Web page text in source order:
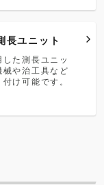
長ユニット
た測長ユニッ
械や治工具など
け可能です。